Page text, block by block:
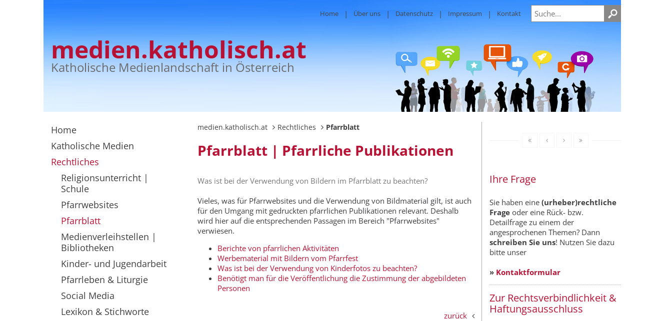
medien.katholisch.at
Katholische Medienlandschaft in Österreich
Home Über uns Datenschutz Impressum Kontakt
medien.katholisch.at Rechtliches Pfarrblatt
Pfarrblatt | Pfarrliche Publikationen
Was ist bei der Verwendung von Bildern im Pfarrblatt zu beachten?
Vieles, was für Pfarrwebsites und die Verwendung von Bildmaterial gilt, ist auch
für den Umgang mit gedruckten pfarrlichen Publikationen relevant. Deshalb
wird hier auf die entsprechenden Passagen im Bereich "Pfarrwebsites"
verwiesen.
Berichte von pfarrlichen Aktivitäten
Werbematerial mit Bildern vom Pfarrfest
Was ist bei der Verwendung von Kinderfotos zu beachten?
Benötigt man für die Veröffentlichung die Zustimmung der abgebildeten
Personen
zurück
Ihre Frage
Sie haben eine(urheber)rechtliche
Frage oder eine Rück- bzw.
Detailfrage zu einem der
angesprochenen Themen? Dann
schreiben Sie uns! Nutzen Sie dazu
bitte unser
» Kontaktformular
Zur Rechtsverbindlichkeit &
Haftungsausschluss
Home
Katholische Medien
Rechtliches
Religionsunterricht |
Schule
Pfarrwebsites
Pfarrblatt
Medienverleihstellen |
Bibliotheken
Kinder- und Jugendarbeit
Pfarrleben & Liturgie
Social Media
Lexikon & Stichworte